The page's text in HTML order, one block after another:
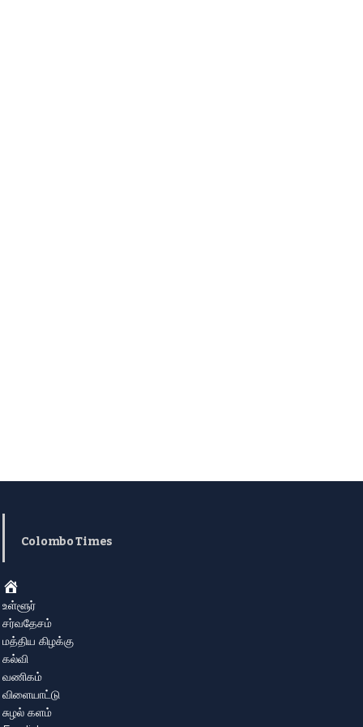
Colombo Times
உள்ளூர்
சர்வதேசம்
மத்திய கிழக்கு
கல்வி
வணிகம்
விளையாட்டு
சுழல் களம்